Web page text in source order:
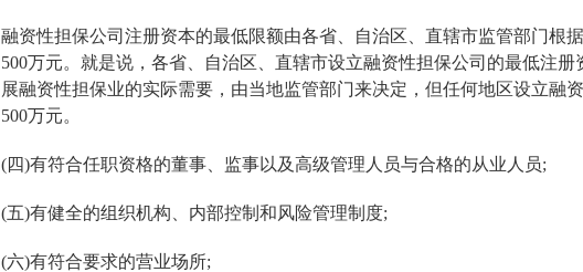
融资性担保公司注册资本的最低限额由各省、自治区、直辖市监管部门根
500万元。就是说，各省、自治区、直辖市设立融资性担保公司的最低注
展融资性担保业的实际需要，由当地监管部门来决定，但任何地区设立融
500万元。
(四)有符合任职资格的董事、监事以及高级管理人员与合格的从业人员;
(五)有健全的组织机构、内部控制和风险管理制度;
(六)有符合要求的营业场所;